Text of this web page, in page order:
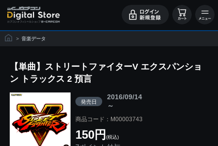
> 音楽データ
【単曲】ストリートファイターV エクスパンショ
ン トラックス 2 預言
発売日
2016/09/14
～
商品コード：M00003743
150円 (税込)